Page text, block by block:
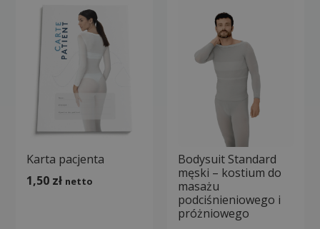
Karta pacjenta
1,50 zł netto
Bodysuit Standard
męski – kostium do
masażu
podciśnieniowego i
próżniowego